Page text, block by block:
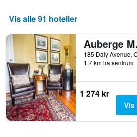
Vis alle 91 hoteller
1,7 km fra sentrum
1 274 kr
Vis